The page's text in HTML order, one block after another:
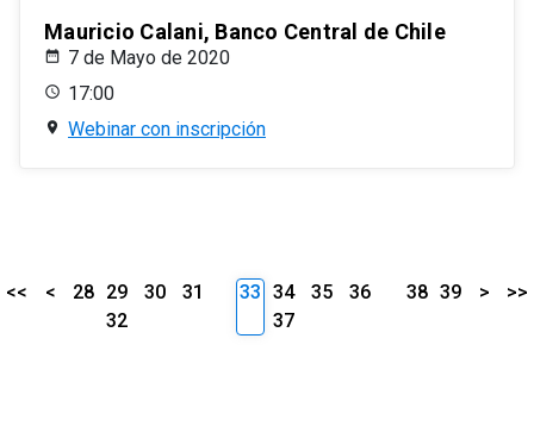
Mauricio Calani, Banco Central de Chile
7 de Mayo de 2020
17:00
Webinar con inscripción
<< < 28 29 30
31
32
33 34 35
36
37
38 39 > >>